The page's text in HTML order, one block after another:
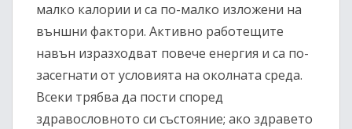
малко калории и са по-малко изложени на
външни фактори. Активно работещите
навън изразходват повече енергия и са по-
засегнати от условията на околната среда.
Всеки трябва да пости според
здравословното си състояние; ако здравето